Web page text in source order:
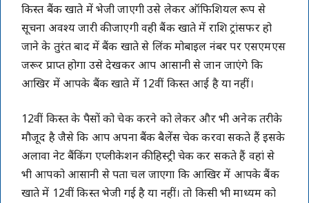
किस्त बैंक खाते में भेजी जाएगी उसे लेकर ऑफिशियल रूप से
सूचना अवश्य जारी की जाएगी वही बैंक खाते में राशि ट्रांसफर हो
जाने के तुरंत बाद में बैंक खाते से लिंक मोबाइल नंबर पर एसएमएस
जरूर प्राप्त होगा उसे देखकर आप आसानी से जान जाएंगे कि
आखिर में आपके बैंक खाते में 12वीं किस्त आई है या नहीं।
12वीं किस्त के पैसों को चेक करने को लेकर और भी अनेक तरीके
मौजूद है जैसे कि आप अपना बैंक बैलेंस चेक करवा सकते हैं इसके
अलावा नेट बैंकिंग एप्लीकेशन की हिस्ट्री चेक कर सकते हैं वहां से
भी आपको आसानी से पता चल जाएगा कि आखिर में आपके बैंक
खाते में 12वीं किस्त भेजी गई है या नहीं। तो किसी भी माध्यम को